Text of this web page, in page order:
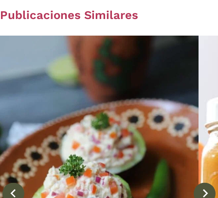
Publicaciones Similares